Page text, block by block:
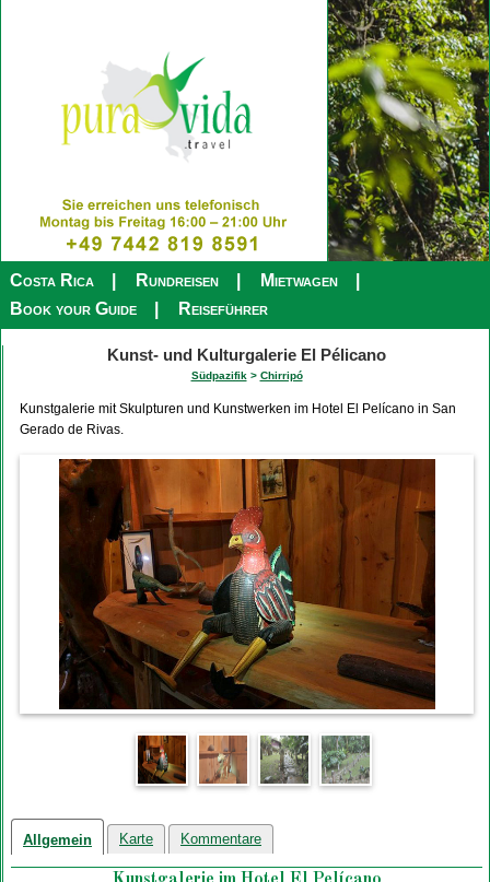
Costa Rica Rundreisen
Mietwagen
Book your Guide
Reiseführer
Kunst- und Kulturgalerie El Pélicano
Südpazifik> Chirripó
Kunstgalerie mit Skulpturen und Kunstwerken im Hotel El Pelícano in San
Gerado de Rivas.
Allgemein Karte Kommentare